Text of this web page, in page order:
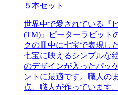
５本セット
世界中で愛されている『
(TM)』ピーターラビット
クの皿中に七宝で表現し
七宝に映えるシンプルな
のデザインが入ったパッ
ントに最適です。職人の
点、職人が作っています。